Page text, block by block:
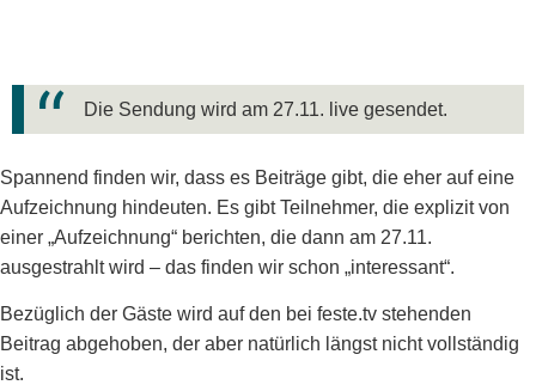
Die Sendung wird am 27.11. live gesendet.
Spannend finden wir, dass es Beiträge gibt, die eher auf eine
Aufzeichnung hindeuten. Es gibt Teilnehmer, die explizit von
einer „Aufzeichnung“ berichten, die dann am 27.11.
ausgestrahlt wird – das finden wir schon „interessant“.
Bezüglich der Gäste wird auf den bei feste.tv stehenden
Beitrag abgehoben, der aber natürlich längst nicht vollständig
ist.